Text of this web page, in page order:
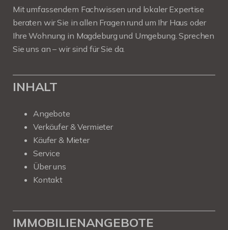
Mit umfassendem Fachwissen und lokaler Expertise
beraten wir Sie in allen Fragen rund um Ihr Haus oder
Ihre Wohnung in Magdeburg und Umgebung. Sprechen
Sie uns an – wir sind für Sie da.
INHALT
Angebote
Verkäufer & Vermieter
Käufer & Mieter
Service
Über uns
Kontakt
IMMOBILIENANGEBOTE